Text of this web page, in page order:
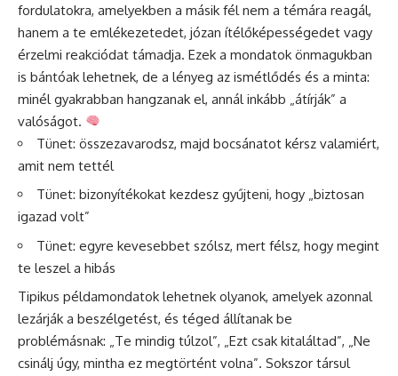
fordulatokra, amelyekben a másik fél nem a témára reagál,
hanem a te emlékezetedet, józan ítélőképességedet vagy
érzelmi reakciódat támadja. Ezek a mondatok önmagukban
is bántóak lehetnek, de a lényeg az ismétlődés és a minta:
minél gyakrabban hangzanak el, annál inkább „átírják” a
valóságot.
Tünet: összezavarodsz, majd bocsánatot kérsz valamiért,
amit nem tettél
Tünet: bizonyítékokat kezdesz gyűjteni, hogy „biztosan
igazad volt”
Tünet: egyre kevesebbet szólsz, mert félsz, hogy megint
te leszel a hibás
Tipikus példamondatok lehetnek olyanok, amelyek azonnal
lezárják a beszélgetést, és téged állítanak be
problémásnak: „Te mindig túlzol”, „Ezt csak kitaláltad”, „Ne
csinálj úgy, mintha ez megtörtént volna”. Sokszor társul